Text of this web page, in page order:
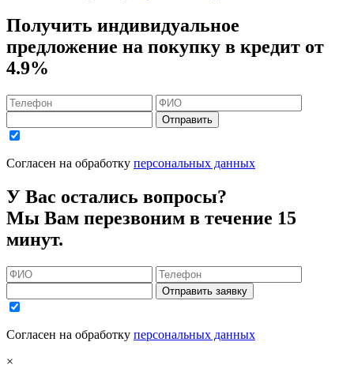
Получить индивидуальное
предложение на покупку в кредит от
4.9%
Отправить
Согласен на обработку персональных данных
У Вас остались вопросы?
Мы Вам перезвоним в течение 15
минут.
Отправить заявку
Согласен на обработку персональных данных
×